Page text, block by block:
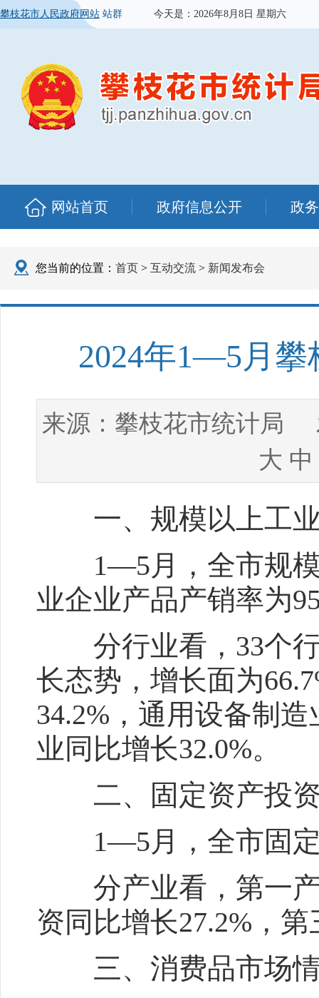
攀枝花市人民政府网站 站群 今天是： 2026年8月8日 星期六
网站首页 政府信息公开 政
您当前的位置： 首页 > 互动交流 > 新闻发布会
2024年1—5月攀
来源： 攀枝花市统计局
大 中
一、规模以上工业
1—5月，全市规模
业企业产品产销率为
分行业看，33个行
长态势，增长面为
34.2%，通用设备制
业同比增长32.0%。
二、固定资产投
1—5月，全市固定
分产业看，第一产
资同比增长27.2%，
三、消费品市场